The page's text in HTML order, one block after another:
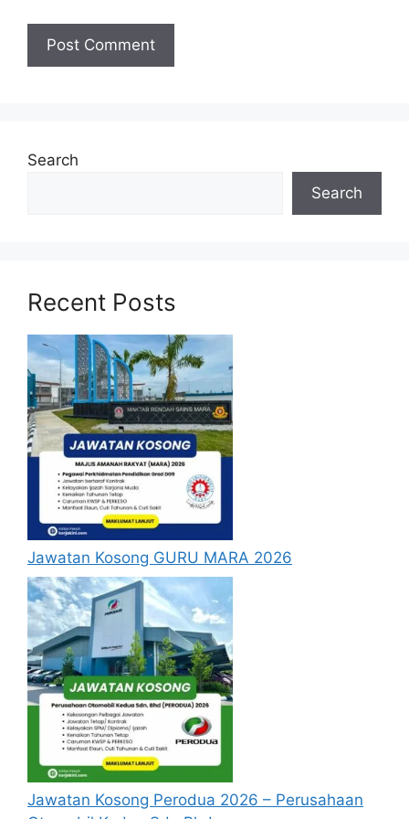
Tarikh Tutup: 09 Ogos 2025
Gaji permulaan ditawarkan sebanyak
RM2,700 Bagi keluarga berpendapatan
Senarai Jawatan Kosong
PERODUA
Jawatan Gred
Perancang
Bahasa
Gred S9
Pegawai
Tadbir –
Pegawai
Teknologi
Maklumat
Gred F9
Pustakawan Gred S9
Penolong
Perancang
Bahasa
Gred S5
Penolong
Pegawai
Gred N5 Tetap
Search
Search
Recent Posts
Jawatan Kosong GURU MARA 2026
Jawatan Kosong Perodua 2026 – Perusahaan